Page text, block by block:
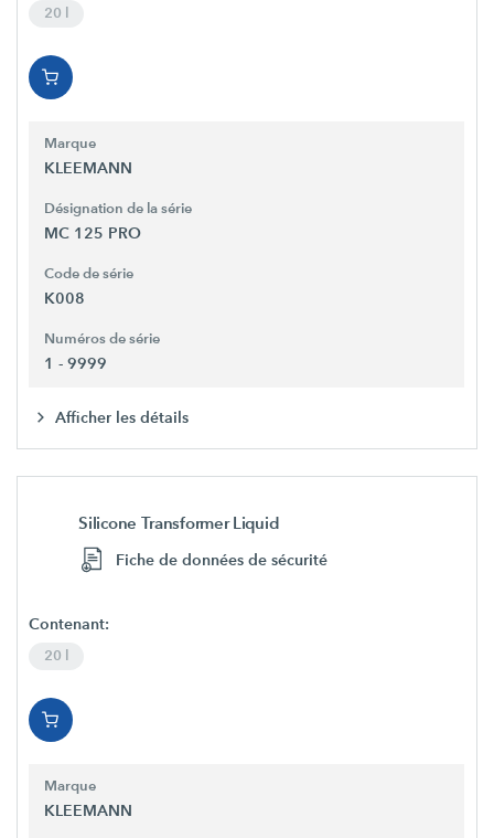
20 l
Marque
KLEEMANN
Désignation de la série
MC 125 PRO
Code de série
K008
Numéros de série
1 - 9999
Afficher les détails
Silicone Transformer Liquid
Fiche de données de sécurité
Contenant:
20 l
Marque
KLEEMANN